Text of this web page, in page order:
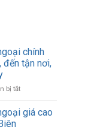
chính
đến tận nơi,
bị tắtở
mua
rượu
giá cao